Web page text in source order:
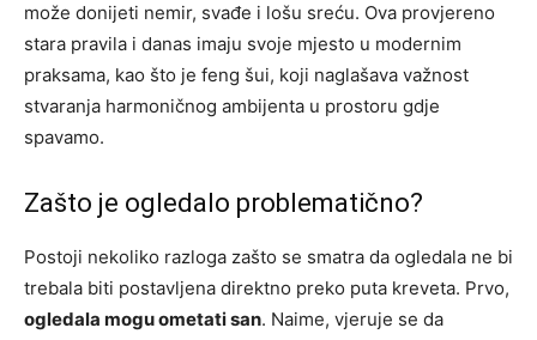
može donijeti nemir, svađe i lošu sreću. Ova provjereno
stara pravila i danas imaju svoje mjesto u modernim
praksama, kao što je feng šui, koji naglašava važnost
stvaranja harmoničnog ambijenta u prostoru gdje
spavamo.
Zašto je ogledalo problematično?
Postoji nekoliko razloga zašto se smatra da ogledala ne bi
trebala biti postavljena direktno preko puta kreveta. Prvo,
ogledala mogu ometati san. Naime, vjeruje se da